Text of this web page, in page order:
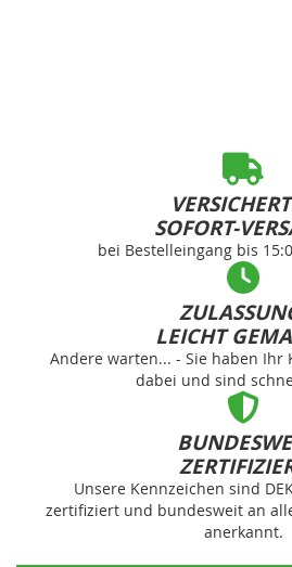
SOFORT-
bei Bestelleingang bis
LEICHT
Andere warten... - Sie haben Ihr
dabei und sind
Unsere Kennzeichen sind
zertifiziert und bundesweit an
anerkannt.